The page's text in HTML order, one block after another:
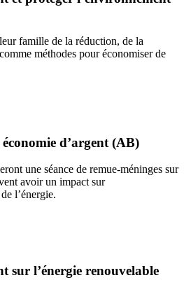
famille de la réduction, de la
méthodes pour économiser de
d’argent (AB)
une séance de remue-méninges sur
avoir un impact sur
l’énergie.
sur l’énergie renouvelable